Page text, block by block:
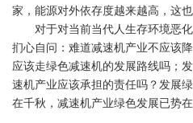
家，能源对外依存度越来越高，这
对于对当前当代人生存环境恶化
扪心自问：难道减速机产业不应该
应该走绿色减速机的发展路线吗；
速机产业应该承担的责任吗？发展
在千秋，减速机产业绿色发展已势在